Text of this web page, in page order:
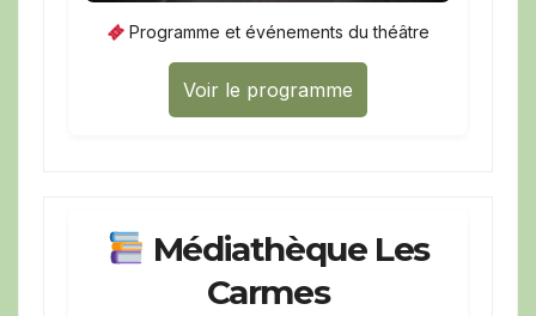
Programme et événements du théâtre
Voir le programme
Médiathèque Les
Carmes